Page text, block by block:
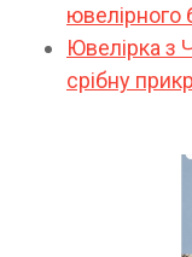
ювелірного
Ювелірка з
срібну